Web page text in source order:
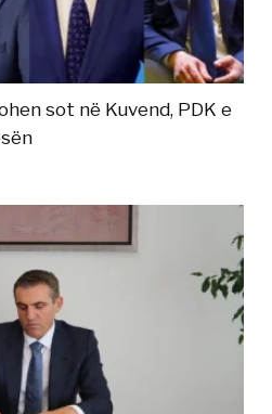
sot në Kuvend, PDK e